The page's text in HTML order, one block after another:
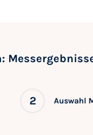
2 Auswahl